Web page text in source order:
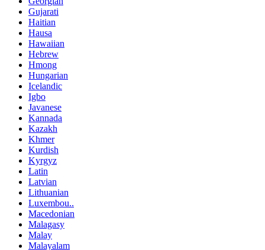
Gujarati
Haitian
Hausa
Hawaiian
Hebrew
Hmong
Hungarian
Icelandic
Igbo
Javanese
Kannada
Kazakh
Khmer
Kurdish
Kyrgyz
Latin
Latvian
Lithuanian
Luxembou..
Macedonian
Malagasy
Malay
Malayalam